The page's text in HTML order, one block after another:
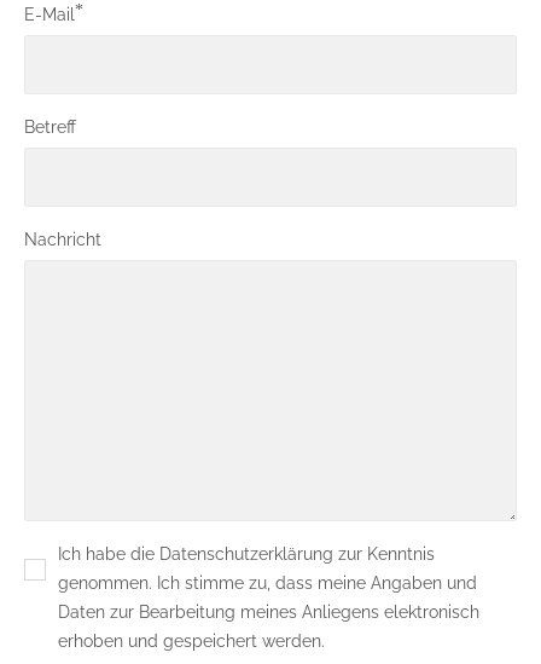
E-Mail *
Betreff
Nachricht
Ich habe die Datenschutzerklärung zur Kenntnis
genommen. Ich stimme zu, dass meine Angaben und
Daten zur Bearbeitung meines Anliegens elektronisch
erhoben und gespeichert werden.